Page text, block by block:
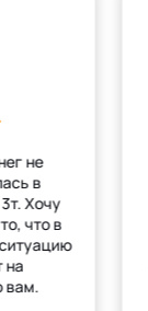
не
в
Хочу
что в
на
вам.